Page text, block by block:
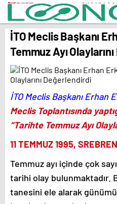
İTO Meclis Başkanı
Temmuz Ayı
İTO Meclis Başkanı Erhan
Meclis Toplantısında
“Tarihte Temmuz Ayı
11 TEMMUZ 1995,
Temmuz ayı içinde çok
tarihi olay bulunmaktadır.
tanesini ele alarak